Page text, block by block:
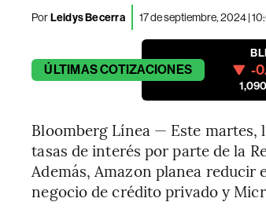
PorLeidys Becerra 17 de septiembre, 2024 |
ÚLTIMASCOTIZACIONES -
Bloomberg Línea — Este
tasas de interés por parte de la
Además, Amazon planea reducir
negocio de crédito privado y